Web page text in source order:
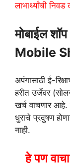
लाभार्थ्यांची
मोबाईल
Mobile
अपंगासाठी ई-
हरीत उर्जेवर
खर्च वाचणार
धुराचे प्रदुषण
नाही.
हे पण